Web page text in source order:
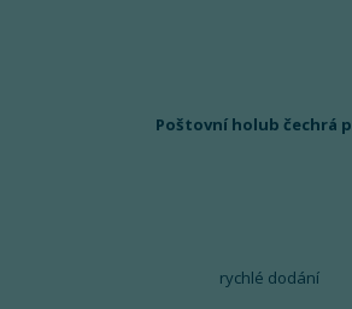
Poštovní holub čechrá
rychlé dodání